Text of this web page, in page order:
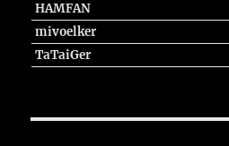
HAMFAN
mivoelker
TaTaiGer